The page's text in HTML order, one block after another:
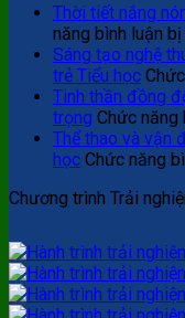
Thời tiết nắng
năng bình luận
Sáng tạo nghệ
trẻ Tiểu học
Tinh thần đồng
trọng Chức năng
Thể thao và vận
học Chức năng
Chương trình Trải